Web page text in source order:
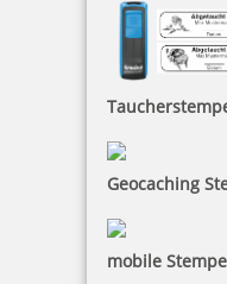
Geocaching
mobile